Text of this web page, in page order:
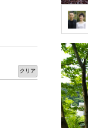
クリア